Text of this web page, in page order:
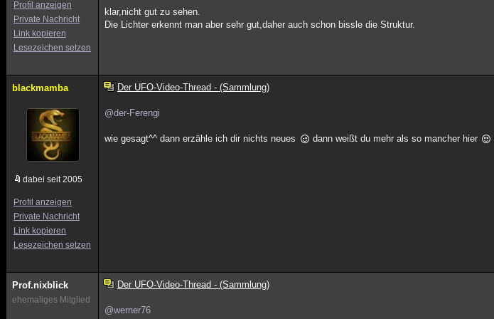
Profil anzeigen
Private Nachricht
Link kopieren
Lesezeichen setzen
klar,nicht gut zu sehen.
Die Lichter erkennt man aber sehr gut,daher auch schon bissle die Struktur.
blackmamba
dabei seit 2005
Profil anzeigen
Private Nachricht
Link kopieren
Lesezeichen setzen
Der UFO-Video-Thread - (Sammlung)
@der-Ferengi
wie gesagt^^ dann erzähle ich dir nichts neues dann weißt du mehr als so mancher hier
Prof.nixblick
ehemaliges Mitglied
Der UFO-Video-Thread - (Sammlung)
@werner76